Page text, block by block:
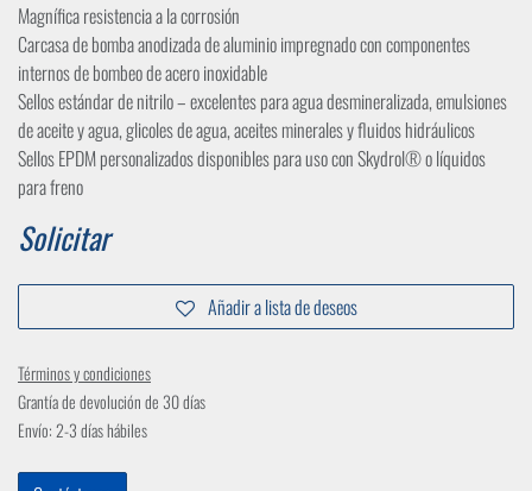
Magnífica resistencia a la corrosión
Carcasa de bomba anodizada de aluminio impregnado con componentes
internos de bombeo de acero inoxidable
Sellos estándar de nitrilo – excelentes para agua desmineralizada, emulsiones
de aceite y agua, glicoles de agua, aceites minerales y fluidos hidráulicos
Sellos EPDM personalizados disponibles para uso con Skydrol® o líquidos
para freno
Solicitar
Añadir a lista de deseos
Términos y condiciones
Grantía de devolución de 30 días
Envío: 2-3 días hábiles